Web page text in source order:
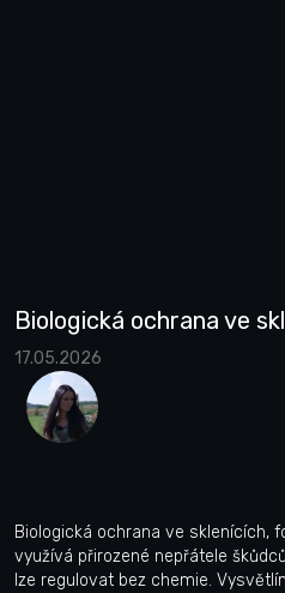
Biologická ochrana ve
17.05.2026
Biologická ochrana ve sklenících,
využívá přirozené nepřátele
lze regulovat bez chemie.